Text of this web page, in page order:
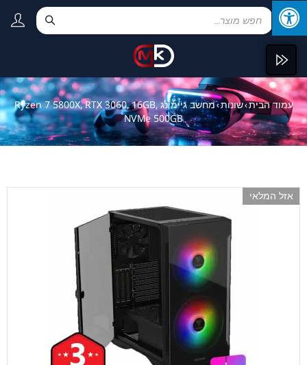
עמוד הבית›שונות›
מחשב גיימינג Ryzen 7 5800X, RTX 3060, 16GB,
NVMe 500GB
אזל המלאי